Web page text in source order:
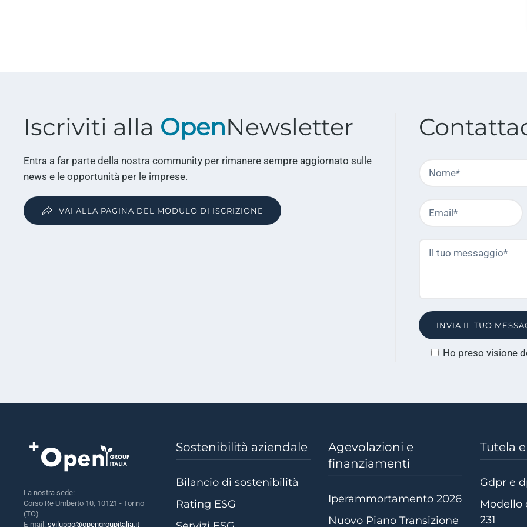
Iscriviti alla OpenNewsletter
Entra a far parte della nostra community per rimanere sempre aggiornato sulle
news e le opportunità per le imprese.
VAI ALLA PAGINA DEL MODULO DI ISCRIZIONE
Nome
Email
Il
Ho preso visione
La nostra sede:
Corso Re Umberto 10, 10121 - Torino
(TO)
E-mail: sviluppo@opengroupitalia.it
Sostenibilità aziendale
Bilancio di sostenibilità
Rating ESG
Agevolazioni e
finanziamenti
Iperammortamento 2026
Nuovo Piano Transizione
Tutela
Gdpr e
Modello
231